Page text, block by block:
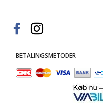
BETALINGSMETODER